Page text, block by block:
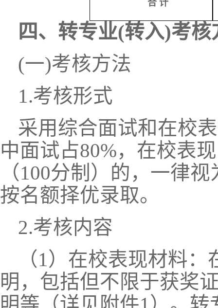
合 计
四、转专业(转入)考核
(一)考核方法
1.考核形式
采用综合面试和在校
中面试占80%，在校表
（100分制）的，一律
按名额择优录取。
2.考核内容
（1）在校表现材料：
明，包括但不限于获奖